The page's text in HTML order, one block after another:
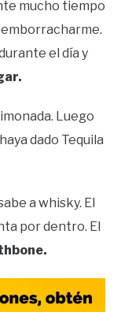
mucho tiempo
el día y
Luego
dado Tequila
a whisky. El
por dentro. El